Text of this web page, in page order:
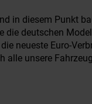
in diesem Punkt
die deutschen
neueste Euro-
alle unsere